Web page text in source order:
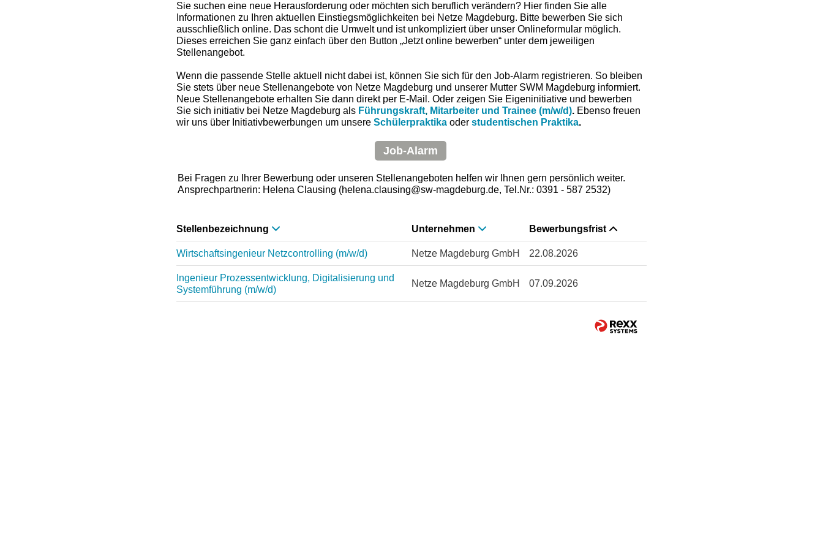
Sie suchen eine neue Herausforderung oder möchten sich beruflich verändern? Hier finden Sie alle
Informationen zu Ihren aktuellen Einstiegsmöglichkeiten bei Netze Magdeburg. Bitte bewerben Sie sich
ausschließlich online. Das schont die Umwelt und ist unkompliziert über unser Onlineformular möglich.
Dieses erreichen Sie ganz einfach über den Button „Jetzt online bewerben“ unter dem jeweiligen
Stellenangebot.
Wenn die passende Stelle aktuell nicht dabei ist, können Sie sich für den Job-Alarm registrieren. So bleiben
Sie stets über neue Stellenangebote von Netze Magdeburg und unserer Mutter SWM Magdeburg informiert.
Neue Stellenangebote erhalten Sie dann direkt per E-Mail. Oder zeigen Sie Eigeninitiative und bewerben
Sie sich initiativ bei Netze Magdeburg als Führungskraft, Mitarbeiter und Trainee (m/w/d). Ebenso freuen
wir uns über Initiativbewerbungen um unsere Schülerpraktika oder studentischen Praktika.
Job-Alarm
Bei Fragen zu Ihrer Bewerbung oder unseren Stellenangeboten helfen wir Ihnen gern persönlich weiter.
Ansprechpartnerin: Helena Clausing (helena.clausing@sw-magdeburg.de, Tel.Nr.: 0391 - 587 2532)
Stellenbezeichnung Unternehmen Bewerbungsfrist
Wirtschaftsingenieur Netzcontrolling (m/w/d) Netze Magdeburg GmbH 22.08.2026
Ingenieur Prozessentwicklung, Digitalisierung und
Systemführung (m/w/d)
Netze Magdeburg GmbH 07.09.2026